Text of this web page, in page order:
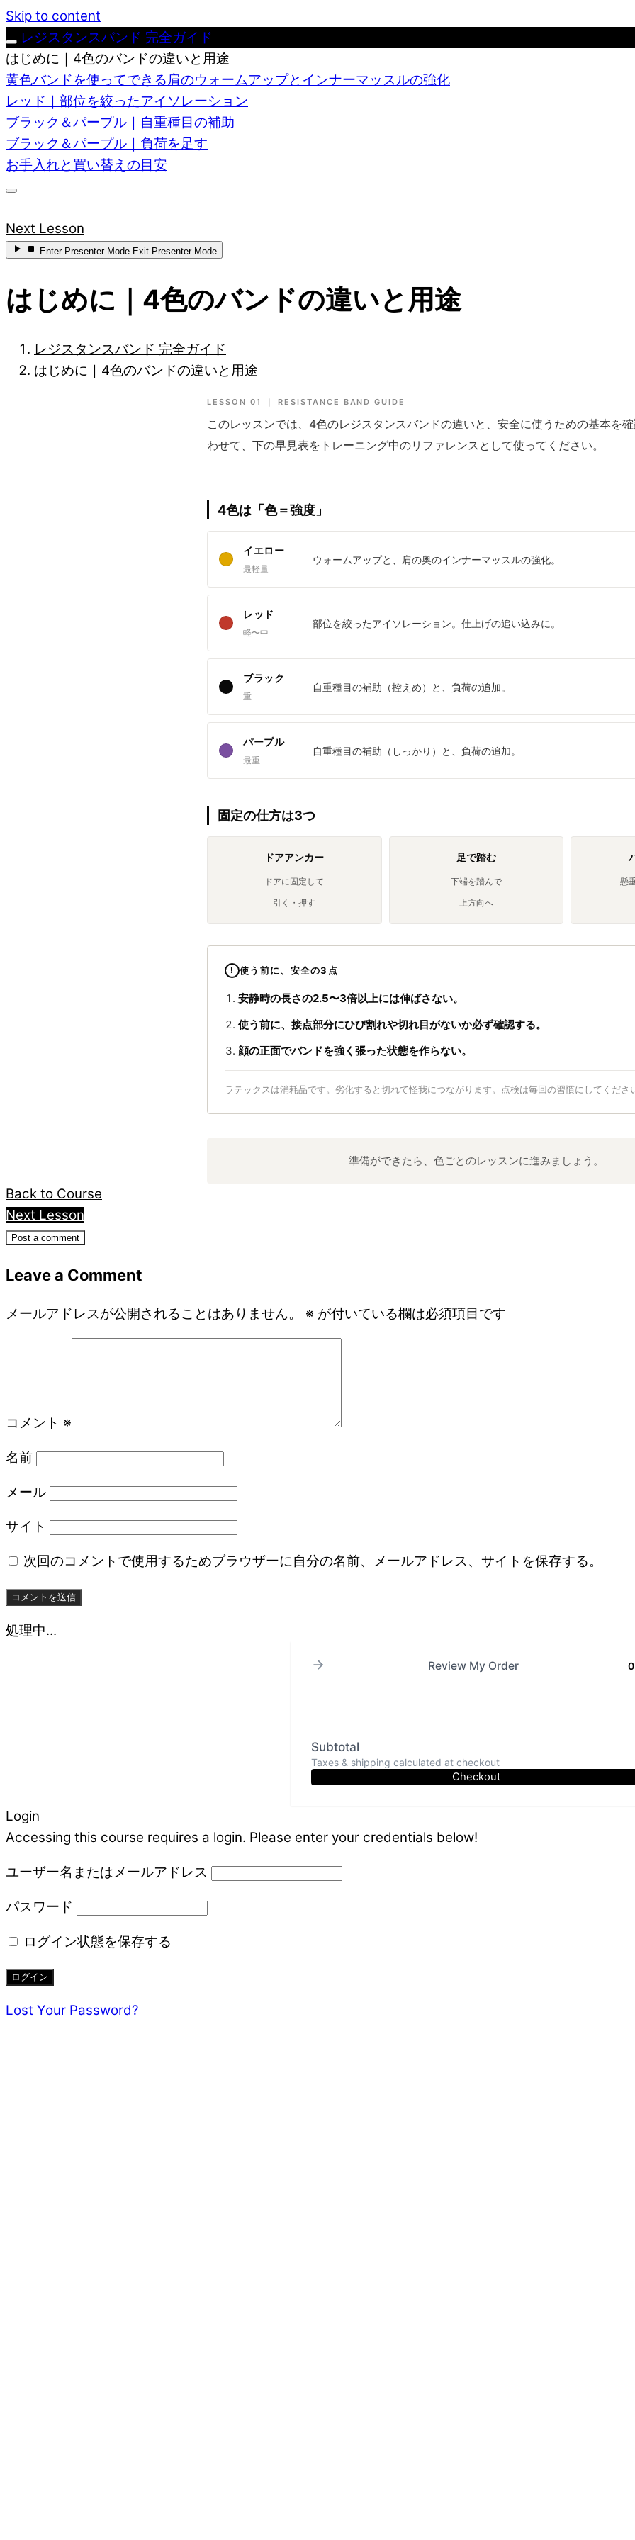
Skip to content
レジスタンスバンド 完全ガイド
はじめに｜4色のバンドの違いと用途
黄色バンドを使ってできる肩のウォームアップとインナーマッスルの強化
レッド｜部位を絞ったアイソレーション
ブラック＆パープル｜自重種目の補助
ブラック＆パープル｜負荷を足す
お手入れと買い替えの目安
Next Lesson
Enter Presenter Mode Exit Presenter Mode
はじめに｜4色のバンドの違いと用途
レジスタンスバンド 完全ガイド
はじめに｜4色のバンドの違いと用途
LESSON 01 ｜ RESISTANCE BAND GUIDE
このレッスンでは、4色のレジスタンスバンドの違いと、安全に使うための基本を
わせて、下の早見表をトレーニング中のリファレンスとして使ってください。
4色は「色＝強度」
イエロー
最軽量
ウォームアップと、肩の奥のインナーマッスルの強化。
レッド
軽〜中
部位を絞ったアイソレーション。仕上げの追い込みに。
ブラック
重
自重種目の補助（控えめ）と、負荷の追加。
パープル
最重
自重種目の補助（しっかり）と、負荷の追加。
固定の仕方は3つ
ドアアンカー
ドアに固定して
引く・押す
足で踏む
下端を踏んで
上方向へ
懸
使う前に、安全の3点
安静時の長さの2.5〜3倍以上には伸ばさない。
使う前に、接点部分にひび割れや切れ目がないか必ず確認する。
顔の正面でバンドを強く張った状態を作らない。
ラテックスは消耗品です。劣化すると切れて怪我につながります。点検は毎回の習慣にしてくださ
準備ができたら、色ごとのレッスンに進みましょう。
Back to Course
Next Lesson
Post a comment
Leave a Comment
メールアドレスが公開されることはありません。 ※ が付いている欄は必須項目です
コメント ※
名前
メール
サイト
次回のコメントで使用するためブラウザーに自分の名前、メールアドレス、サイトを保存する。
処理中...
Review My Order 0
Subtotal
Taxes & shipping calculated at checkout
Checkout
Login
Accessing this course requires a login. Please enter your credentials below!
ユーザー名またはメールアドレス
パスワード
ログイン状態を保存する
Lost Your Password?